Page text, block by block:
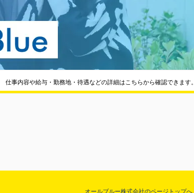
仕事内容や給与・勤務地・待遇などの詳細はこちらから確認できます。
オールブルー株式会社のページトップへ